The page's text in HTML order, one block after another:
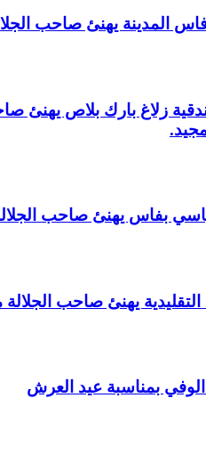
صاحب الجلالة بمناسبة
زلاغ بارك بلاص
صاحب الجلالة بمناسبة الذكرى
يهنئ صاحب الجلالة محمد
بمناسبة عيد العرش